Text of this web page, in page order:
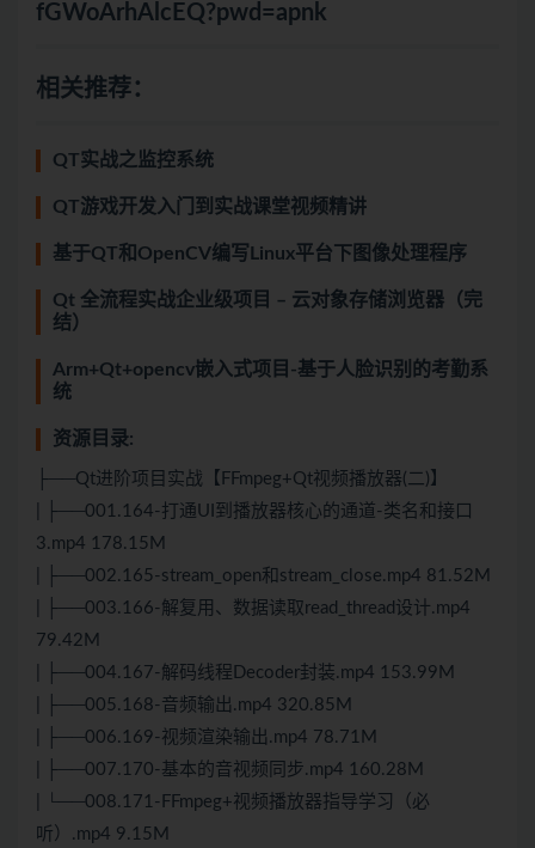
fGWoArhAlcEQ?pwd=apnk
相关推荐：
QT实战之监控系统
QT游戏开发入门到实战课堂视频精讲
基于QT和OpenCV编写Linux平台下图像处理程序
Qt 全流程实战企业级项目 – 云对象存储浏览器（完
结）
Arm+Qt+opencv嵌入式项目-基于人脸识别的考勤系
统
资源目录:
├──Qt进阶项目实战【FFmpeg+Qt视频播放器(二)】
| ├──001.164-打通UI到播放器核心的通道-类名和接口
3.mp4 178.15M
| ├──002.165-stream_open和stream_close.mp4 81.52M
| ├──003.166-解复用、数据读取read_thread设计.mp4
79.42M
| ├──004.167-解码线程Decoder封装.mp4 153.99M
| ├──005.168-音频输出.mp4 320.85M
| ├──006.169-视频渲染输出.mp4 78.71M
| ├──007.170-基本的音视频同步.mp4 160.28M
| └──008.171-FFmpeg+视频播放器指导学习（必
听）.mp4 9.15M